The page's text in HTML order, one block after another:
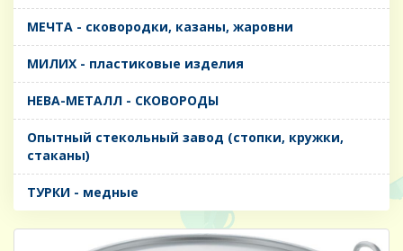
МЕЧТА - сковородки, казаны, жаровни
МИЛИХ - пластиковые изделия
НЕВА-МЕТАЛЛ - СКОВОРОДЫ
Опытный стекольный завод (стопки, кружки,
стаканы)
ТУРКИ - медные